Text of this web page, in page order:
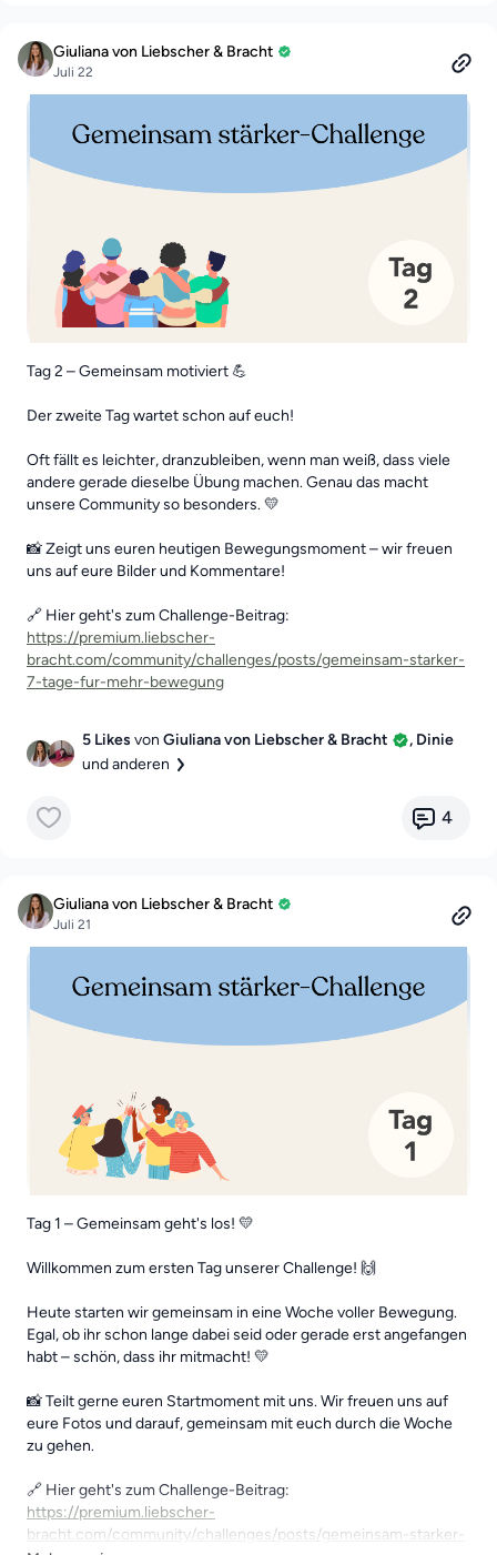
Giuliana von Liebscher & Bracht
Juli 22
Tag 2 – Gemeinsam motiviert 💪
Der zweite Tag wartet schon auf euch!
Oft fällt es leichter, dranzubleiben, wenn man weiß, dass viele
andere gerade dieselbe Übung machen. Genau das macht
unsere Community so besonders. 💛
📸 Zeigt uns euren heutigen Bewegungsmoment – wir freuen
uns auf eure Bilder und Kommentare!
🔗 Hier geht's zum Challenge-Beitrag:
https://premium.liebscher-
bracht.com/community/challenges/posts/gemeinsam-starker-
7-tage-fur-mehr-bewegung
5 Likesvon Giuliana von Liebscher & Bracht
, Dinie
und anderen
4
Giuliana von Liebscher & Bracht
Juli 21
Tag 1 – Gemeinsam geht's los! 💛
Willkommen zum ersten Tag unserer Challenge! 🙌
Heute starten wir gemeinsam in eine Woche voller Bewegung.
Egal, ob ihr schon lange dabei seid oder gerade erst angefangen
habt – schön, dass ihr mitmacht! 💛
📸 Teilt gerne euren Startmoment mit uns. Wir freuen uns auf
eure Fotos und darauf, gemeinsam mit euch durch die Woche
zu gehen.
🔗 Hier geht's zum Challenge-Beitrag:
https://premium.liebscher-
bracht.com/community/challenges/posts/gemeinsam-starker-